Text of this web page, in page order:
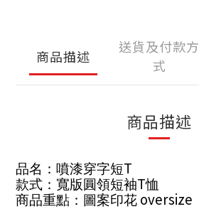
商品描述
送貨及付款方
式
商品描述
品名：噴漆穿字短T
款式：寬版圓領短袖T恤
商品重點：圖案印花 oversize